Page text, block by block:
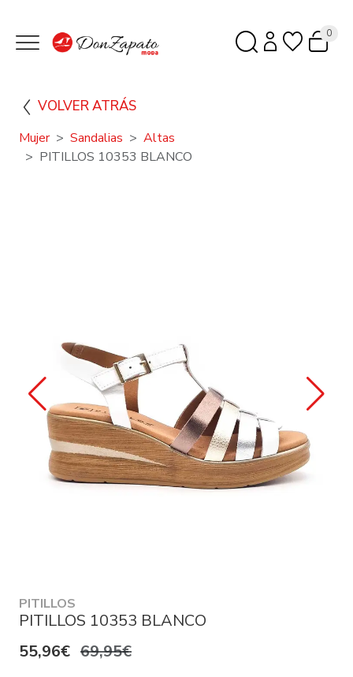
0
VOLVER ATRÁS
Mujer Sandalias
Altas
PITILLOS 10353 BLANCO
PITILLOS
PITILLOS 10353 BLANCO
55,96€ 69,95€